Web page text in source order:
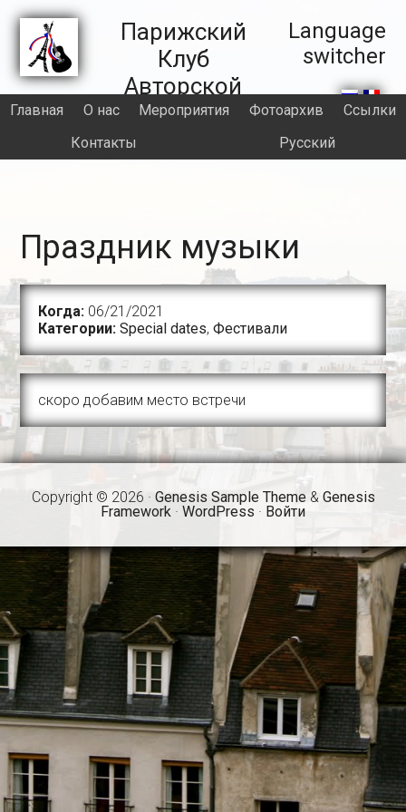
Skip
primary
navigation
Skip
main
content
Skip
primary
sidebar
Skip
footer
Парижский
Клуб
Авторской
Песни
Правая
часть
секции
header
Language
switcher
Главная О нас Meроприятия Фотоархив
Ссылки
Контакты
Русский
Праздник музыки
Когда: 06/21/2021
Категории: Special dates,Фестивали
скоро добавим место встречи
Copyright © 2026 · Genesis Sample Theme& Genesis
Framework · WordPress · Войти